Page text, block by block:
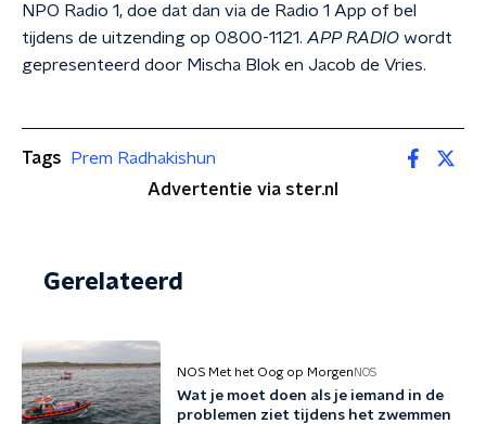
NPO Radio 1, doe dat dan via de Radio 1 App of bel
tijdens de uitzending op 0800-1121. APP RADIO wordt
gepresenteerd door Mischa Blok en Jacob de Vries.
Tags
Prem Radhakishun
Advertentie via ster.nl
Gerelateerd
NOS Met het Oog op Morgen NOS
Wat je moet doen als je iemand in de
problemen ziet tijdens het zwemmen